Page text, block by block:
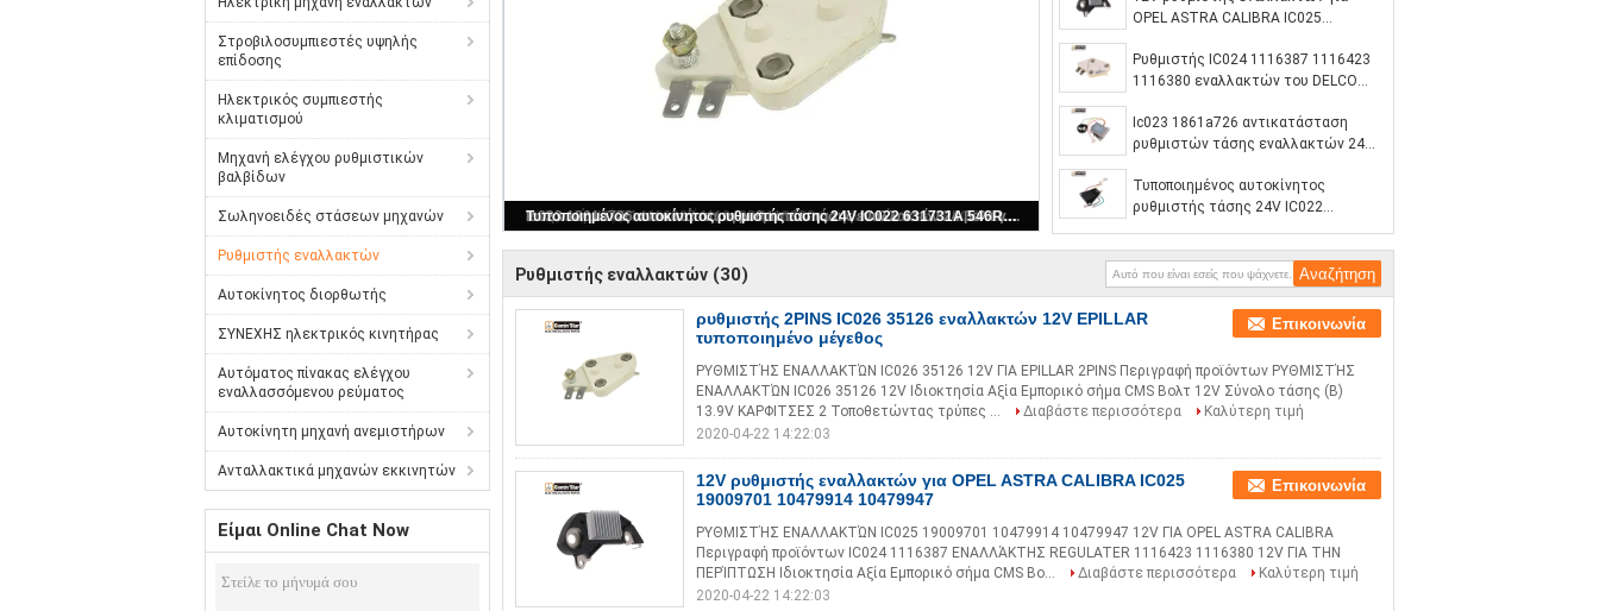
Στροβιλοσυμπιεστές υψηλής
επίδοσης
Ηλεκτρικός συμπιεστής
κλιματισμού
Μηχανή ελέγχου ρυθμιστικών
βαλβίδων
Σωληνοειδές στάσεων μηχανών
Ρυθμιστής εναλλακτών
Αυτοκίνητος διορθωτής
ΣΥΝΕΧΗΣ ηλεκτρικός κινητήρας
Αυτόματος πίνακας ελέγχου
εναλλασσόμενου ρεύματος
Αυτοκίνητη μηχανή ανεμιστήρων
Ανταλλακτικά μηχανών εκκινητών
Είμαι Online Chat Now
ρυθμιστής 2PINS IC026 35126 εναλλακτών 12V EPILLAR τυποποιημένο μέγεθος
OPEL ASTRA CALIBRA IC025
Ρυθμιστής IC024 1116387 1116423
1116380 εναλλακτών του DELCO
Ic023 1861a726 αντικατάσταση
ρυθμιστών τάσης εναλλακτών 24
Τυποποιημένος αυτοκίνητος
ρυθμιστής τάσης 24V IC022
Ρυθμιστής εναλλακτών (30)
ρυθμιστής 2PINS IC026 35126 εναλλακτών 12V EPILLAR
τυποποιημένο μέγεθος
Επικοινωνία
ΡΥΘΜΙΣΤΉΣ ΕΝΑΛΛΑΚΤΏΝ IC026 35126 12V ΓΙΑ EPILLAR 2PINS Περιγραφή προϊόντων ΡΥΘΜΙΣΤΉΣ
ΕΝΑΛΛΑΚΤΏΝ IC026 35126 12V Ιδιοκτησία Αξία Εμπορικό σήμα CMS Βολτ 12V Σύνολο τάσης (Β)
13.9V ΚΑΡΦΙΤΣΕΣ 2 Τοποθετώντας τρύπες ...
Διαβάστε περισσότερα
Καλύτερη τιμή
2020-04-22 14:22:03
12V ρυθμιστής εναλλακτών για OPEL ASTRA CALIBRA IC025
19009701 10479914 10479947
Επικοινωνία
ΡΥΘΜΙΣΤΉΣ ΕΝΑΛΛΑΚΤΏΝ IC025 19009701 10479914 10479947 12V ΓΙΑ OPEL ASTRA CALIBRA
Περιγραφή προϊόντων IC024 1116387 ΕΝΑΛΛΆΚΤΗΣ REGULATER 1116423 1116380 12V ΓΙΑ ΤΗΝ
ΠΕΡΊΠΤΩΣΗ Ιδιοκτησία Αξία Εμπορικό σήμα CMS Βο...
Διαβάστε περισσότερα
Καλύτερη τιμή
2020-04-22 14:22:03